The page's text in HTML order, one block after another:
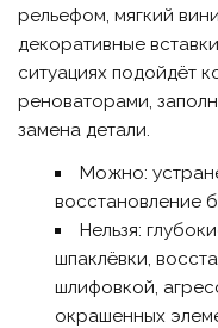
рельефом, мягкий
декоративные
ситуациях подойдёт
реноваторами,
замена детали.
Можно:
восстановление
Нельзя:
шпаклёвки,
шлифовкой,
окрашенных